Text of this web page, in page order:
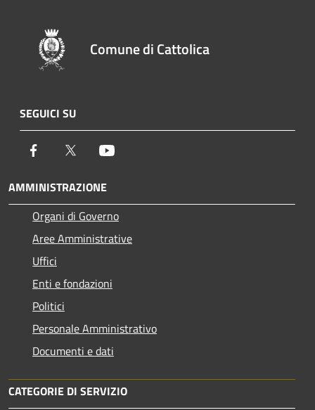
Comune di Cattolica
SEGUICI SU
Facebook Twitter
AMMINISTRAZIONE
Organi di Governo
Aree Amministrative
Uffici
Enti e fondazioni
Politici
Personale Amministrativo
Documenti e dati
CATEGORIE DI SERVIZIO